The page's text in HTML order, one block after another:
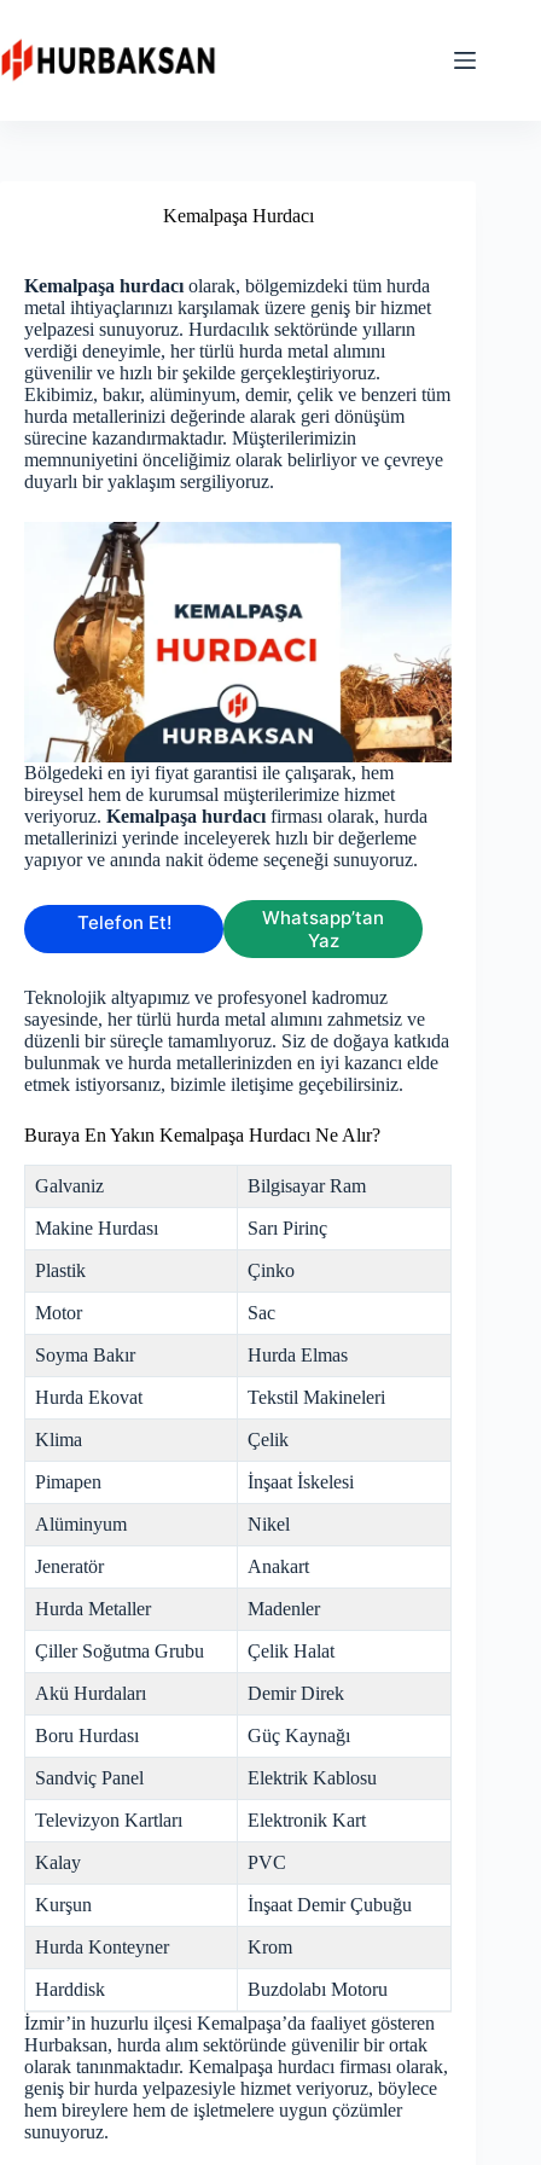
content
Kemalpaşa Hurdacı
Kemalpaşa hurdacı olarak, bölgemizdeki tüm hurda
metal ihtiyaçlarınızı karşılamak üzere geniş bir hizmet
yelpazesi sunuyoruz. Hurdacılık sektöründe yılların
verdiği deneyimle, her türlü hurda metal alımını
güvenilir ve hızlı bir şekilde gerçekleştiriyoruz.
Ekibimiz, bakır, alüminyum, demir, çelik ve benzeri tüm
hurda metallerinizi değerinde alarak geri dönüşüm
sürecine kazandırmaktadır. Müşterilerimizin
memnuniyetini önceliğimiz olarak belirliyor ve çevreye
duyarlı bir yaklaşım sergiliyoruz.
Bölgedeki en iyi fiyat garantisi ile çalışarak, hem
bireysel hem de kurumsal müşterilerimize hizmet
veriyoruz. Kemalpaşa hurdacı firması olarak, hurda
metallerinizi yerinde inceleyerek hızlı bir değerleme
yapıyor ve anında nakit ödeme seçeneği sunuyoruz.
Telefon Et!
Whatsapp’tan
Yaz
Teknolojik altyapımız ve profesyonel kadromuz
sayesinde, her türlü hurda metal alımını zahmetsiz ve
düzenli bir süreçle tamamlıyoruz. Siz de doğaya katkıda
bulunmak ve hurda metallerinizden en iyi kazancı elde
etmek istiyorsanız, bizimle iletişime geçebilirsiniz.
Buraya En Yakın Kemalpaşa Hurdacı Ne Alır?
Galvaniz Bilgisayar Ram
Makine Hurdası Sarı Pirinç
Plastik Çinko
Motor Sac
Soyma Bakır Hurda Elmas
Hurda Ekovat Tekstil Makineleri
Klima Çelik
Pimapen İnşaat İskelesi
Alüminyum Nikel
Jeneratör Anakart
Hurda Metaller Madenler
Çiller Soğutma Grubu Çelik Halat
Akü Hurdaları Demir Direk
Boru Hurdası Güç Kaynağı
Sandviç Panel Elektrik Kablosu
Televizyon Kartları Elektronik Kart
Kalay PVC
Kurşun İnşaat Demir Çubuğu
Hurda Konteyner Krom
Harddisk
Buzdolabı Motoru
İzmir’in huzurlu ilçesi Kemalpaşa’da faaliyet gösteren
Hurbaksan, hurda alım sektöründe güvenilir bir ortak
olarak tanınmaktadır. Kemalpaşa hurdacı firması olarak,
geniş bir hurda yelpazesiyle hizmet veriyoruz, böylece
hem bireylere hem de işletmelere uygun çözümler
sunuyoruz.